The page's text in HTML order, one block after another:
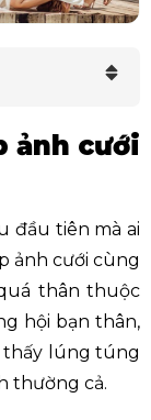
ảnh cưới
đầu tiên mà ai
ảnh cưới cùng
thân thuộc
hội bạn thân,
thấy lúng túng
thường cả.